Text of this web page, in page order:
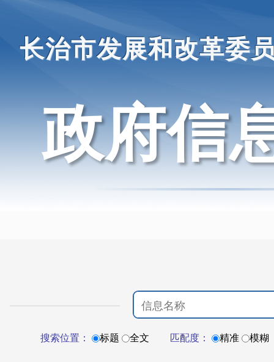
长治市发展和改革委
政府信
搜索位置： 标题 全文 匹配度： 精准 模糊